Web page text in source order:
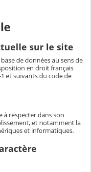
sur le site
de données au sens de
en droit français
et suivants du code de
à respecter dans son
et notamment la
et informatiques.